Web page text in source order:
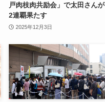
戸肉枝肉共励会」で太田さんが
2連覇果たす
2025年12月3日